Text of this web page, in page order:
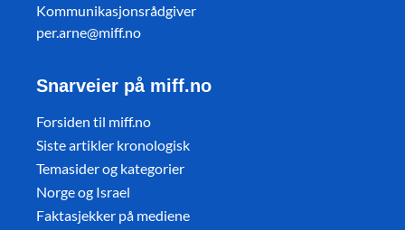
Kommunikasjonsrådgiver
per.arne@miff.no
Snarveier på miff.no
Forsiden til miff.no
Siste artikler kronologisk
Temasider og kategorier
Norge og Israel
Faktasjekker på mediene